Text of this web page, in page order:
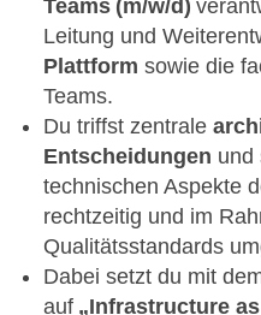
Teams (m/w/d)
Leitung und
Plattform sowie die
Teams.
Du triffst zentrale
Entscheidungen und
technischen Aspekte
rechtzeitig und im
Qualitätsstandards
Dabei setzt du mit
auf „Infrastructure